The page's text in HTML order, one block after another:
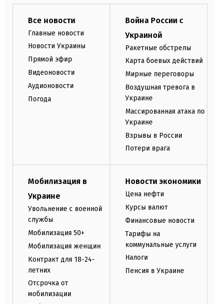
Все новости
Главные новости
Новости Украины
Прямой эфир
Видеоновости
Аудионовости
Погода
Война России с
Украиной
Ракетные обстрелы
Карта боевых действий
Мирные переговоры
Воздушная тревога в
Украине
Массированная атака по
Украине
Взрывы в России
Потери врага
Мобилизация в
Украине
Увольнение с военной
службы
Мобилизация 50+
Мобилизация женщин
Контракт для 18-24-
летних
Отсрочка от
мобилизации
Новости экономики
Цена нефти
Курсы валют
Финансовые новости
Тарифы на
коммунальные услуги
Налоги
Пенсия в Украине